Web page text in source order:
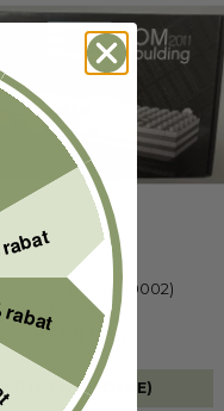
Moulding (4000002)
4000002B
29.995,00 DKK
KØB (1-2 HVERDAGE)